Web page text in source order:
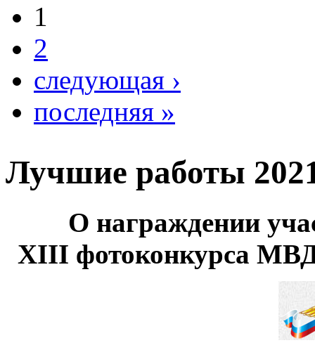
1
2
следующая ›
последняя »
Лучшие работы
О награждении
XIII фотоконкурса